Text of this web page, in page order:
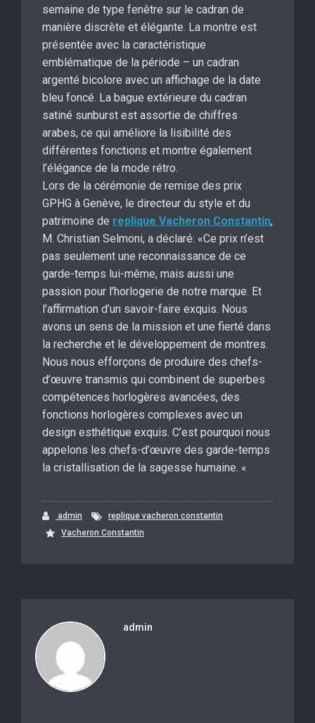
semaine de type fenêtre sur le cadran de
manière discrète et élégante. La montre est
présentée avec la caractéristique
emblématique de la période – un cadran
argenté bicolore avec un affichage de la date
bleu foncé. La bague extérieure du cadran
satiné sunburst est assortie de chiffres
arabes, ce qui améliore la lisibilité des
différentes fonctions et montre également
l’élégance de la mode rétro.
Lors de la cérémonie de remise des prix
GPHG à Genève, le directeur du style et du
patrimoine de replique Vacheron Constantin,
M. Christian Selmoni, a déclaré: «Ce prix n’est
pas seulement une reconnaissance de ce
garde-temps lui-même, mais aussi une
passion pour l’horlogerie de notre marque. Et
l’affirmation d’un savoir-faire exquis. Nous
avons un sens de la mission et une fierté dans
la recherche et le développement de montres.
Nous nous efforçons de produire des chefs-
d’œuvre transmis qui combinent de superbes
compétences horlogères avancées, des
fonctions horlogères complexes avec un
design esthétique exquis. C’est pourquoi nous
appelons les chefs-d’œuvre des garde-temps
la cristallisation de la sagesse humaine. «
admin
replique vacheron constantin
Vacheron Constantin
admin